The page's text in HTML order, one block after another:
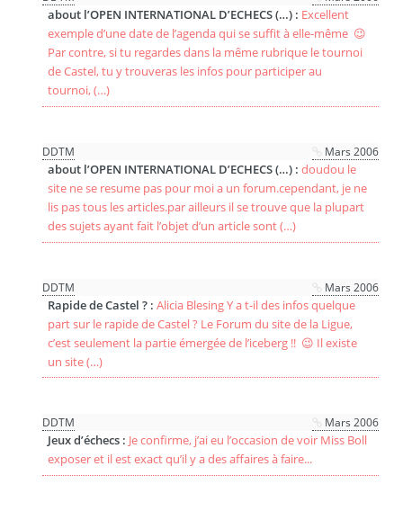
about l’OPEN INTERNATIONAL D’ECHECS (…) : Excellent
exemple d’une date de l’agenda qui se suffit à elle-même 😉
Par contre, si tu regardes dans la même rubrique le tournoi
de Castel, tu y trouveras les infos pour participer au
tournoi, (…)
DDTM Mars 2006
about l’OPEN INTERNATIONAL D’ECHECS (…) :doudou le
site ne se resume pas pour moi a un forum.cependant, je ne
lis pas tous les articles.par ailleurs il se trouve que la plupart
des sujets ayant fait l’objet d’un article sont (…)
DDTM Mars 2006
Rapide de Castel ? :Alicia Blesing Y a t-il des infos quelque
part sur le rapide de Castel ? Le Forum du site de la Ligue,
c’est seulement la partie émergée de l’iceberg !! 😉 Il existe
un site (…)
DDTM Mars 2006
Jeux d’échecs : Je confirme, j’ai eu l’occasion de voir Miss Boll
exposer et il est exact qu’il y a des affaires à faire...